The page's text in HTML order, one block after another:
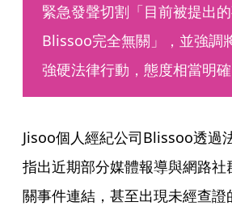
緊急發聲切割「目前被提出
Blissoo完全無關」，並強調
強硬法律行動，態度相當明確
Jisoo個人經紀公司Blissoo透過
指出近期部分媒體報導與網路
關事件連結，甚至出現未經查